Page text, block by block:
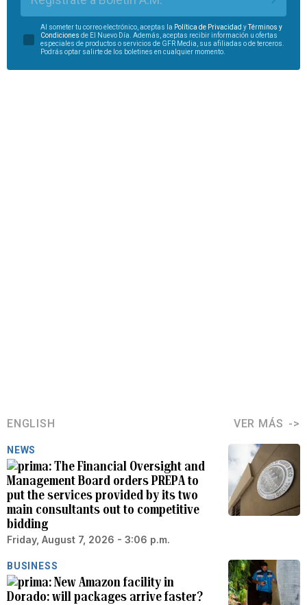
Al someter tu correo electrónico, aceptas la Política de Privacidad yTérminos y
Condiciones de El Nuevo Día. Además, aceptas recibir información u ofertas
especiales de productos o servicios de GFR Media, sus afiliadas o de terceros.
Podrás optar salirte de los boletines en cualquier momento.
ENGLISH VER MÁS
NEWS
The Financial Oversight and
Management Board orders PREPA to
put the services provided by its two
main consultants out to competitive
bidding
Friday, August 7, 2026 - 3:06 p.m.
BUSINESS
New Amazon facility in
Dorado: will packages arrive faster?